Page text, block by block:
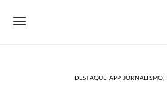
DESTAQUE APP JORNALISMO